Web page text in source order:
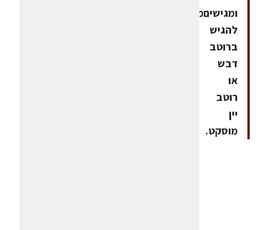
ומגישיםמומלץ
להגיש
ברוטב
דבש
או
רוטב
יין
מוסקט.